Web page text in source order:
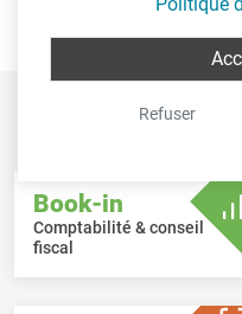
Refuser
était de donner à XL-Fisc
conservant les atouts
Aperçu
Book-in
Comptabilité & conseil
fiscal